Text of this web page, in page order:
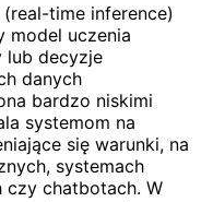
time inference)
model uczenia
lub decyzje
danych
bardzo niskimi
systemom na
się warunki, na
systemach
czy chatbotach. W